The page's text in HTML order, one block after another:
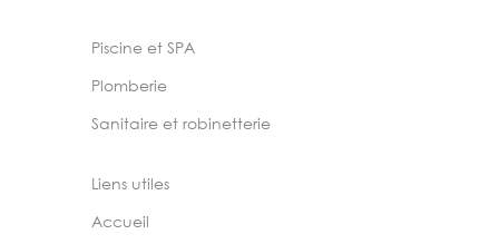
Piscine et SPA
Plomberie
Sanitaire et robinetterie
Liens utiles
Accueil